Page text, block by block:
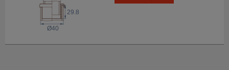
29.8
Ø40